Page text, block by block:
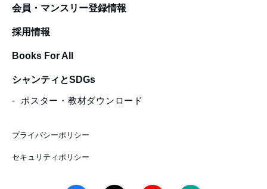
会員・マンスリー登録情報
採用情報
Books For All
シャンティとSDGs
ポスター・教材ダウンロード
プライバシーポリシー
セキュリティポリシー